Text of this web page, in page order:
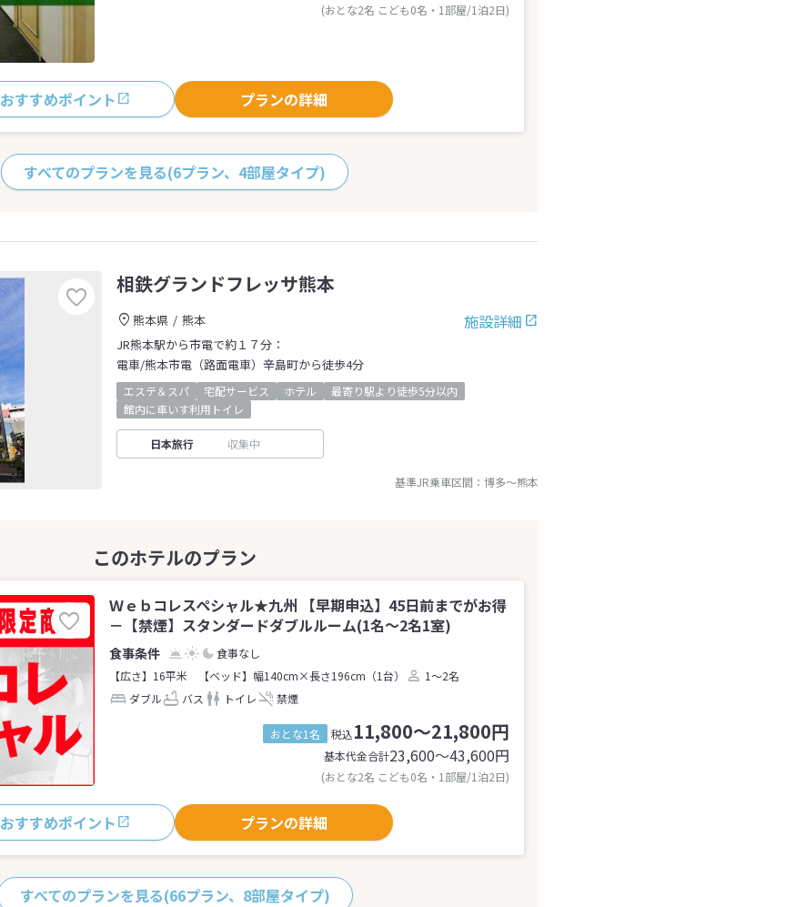
(おとな2名 こども0名・1部屋/1泊2日)
おすすめポイント プランの詳細
すべてのプランを見る(6プラン、4部屋タイプ)
相鉄グランドフレッサ熊本
施設詳細
熊本県
熊本
JR熊本駅から市電で約１７分：
電車/熊本市電（路面電車）辛島町から徒歩4分
エステ＆スパ 宅配サービス ホテル
最寄り駅より徒歩5分以内
館内に車いす利用トイレ
日本旅行 収集中
基準JR乗車区間： 博多～熊本
Ｗｅｂコレスペシャル★九州 【早期申込】45日前までがお得
－【禁煙】スタンダードダブルルーム(1名～2名1室)
食事なし
【広さ】16平米
【ベッド】幅140cm×長さ196cm（1台）
1～2名
ダブル
バス トイレ 禁煙
おとな1名 税込11,800～21,800円
基本代金合計23,600〜43,600円
(おとな2名 こども0名・1部屋/1泊2日)
おすすめポイント プランの詳細
すべてのプランを見る(66プラン、8部屋タイプ)